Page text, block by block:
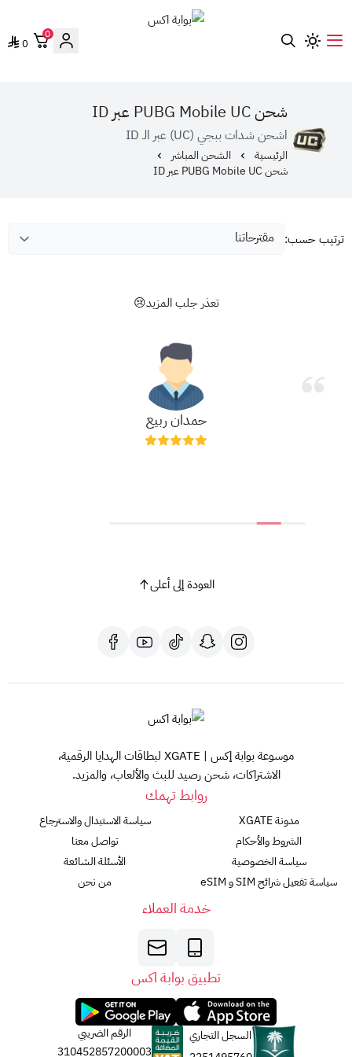
0
0
شحن PUBG Mobile UC عبر ID
اشحن شدات ببجي (UC) عبر الـ ID
الرئيسية
الشحن المباشر
شحن PUBG Mobile UC عبر ID
ترتيب حسب:
تعذر جلب المزيد😢
حمدان ربيع
العودة إلى أعلى
موسوعة بوابة إكس | XGATE لبطاقات الهدايا الرقمية،
الاشتراكات، شحن رصيد للبث والألعاب، والمزيد.
روابط تهمك
مدونة XGATE
الشروط والأحكام
سياسة الخصوصية
سياسة تفعيل شرائح SIM و eSIM
سياسة الاستبدال والاسترجاع
تواصل معنا
الأسئلة الشائعة
من نحن
خدمة العملاء
تطبيق بوابة اكس
السجل التجاري
الرقم الضريبي
310452857200003